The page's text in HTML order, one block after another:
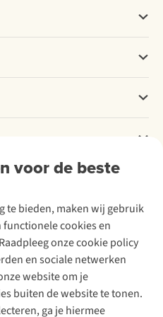
voor de beste
te bieden, maken wij gebruik
cookies en
onze cookie policy
en sociale netwerken
website om je
buiten de website te tonen.
ga je hiermee
us